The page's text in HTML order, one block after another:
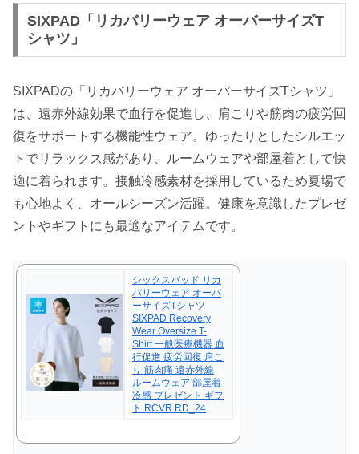
SIXPAD「リカバリーウェア オーバーサイズT
シャツ」
SIXPADの「リカバリーウェア オーバーサイズTシャツ」
は、遠赤外線効果で血行を促進し、肩こりや筋肉の疲労回
復をサポートする機能性ウェア。ゆったりとしたシルエッ
トでリラックス感があり、ルームウェアや部屋着として快
適に着られます。接触冷感素材を採用しているため夏場で
も心地よく、オールシーズン活躍。健康を意識したプレゼ
ントやギフトにも最適なアイテムです。
シックスパッド リカ
バリーウェア オーバ
ーサイズTシャツ
SIXPAD Recovery
Wear Oversize T-
Shirt 一般医療機器 血
行促進 疲労回復 肩こ
り 筋肉痛 遠赤外線
ルームウェア 部屋着
冷感 プレゼント ギフ
ト RCVR RD_24